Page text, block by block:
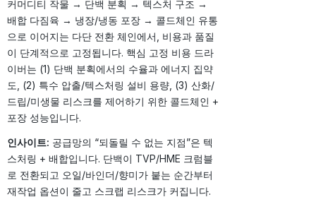
커머디티 작물 → 단백 분획 → 텍스처 구조 →
배합 다짐육 → 냉장/냉동 포장 → 콜드체인 유통
으로 이어지는 다단 전환 체인에서, 비용과 품질
이 단계적으로 고정됩니다. 핵심 고정 비용 드라
이버는 (1) 단백 분획에서의 수율과 에너지 집약
도, (2) 특수 압출/텍스처링 설비 용량, (3) 산화/
드립/미생물 리스크를 제어하기 위한 콜드체인 +
포장 성능입니다.
인사이트: 공급망의 “되돌릴 수 없는 지점”은 텍
스처링 + 배합입니다. 단백이 TVP/HME 크럼블
로 전환되고 오일/바인더/향미가 붙는 순간부터
재작업 옵션이 줄고 스크랩 리스크가 커집니다.